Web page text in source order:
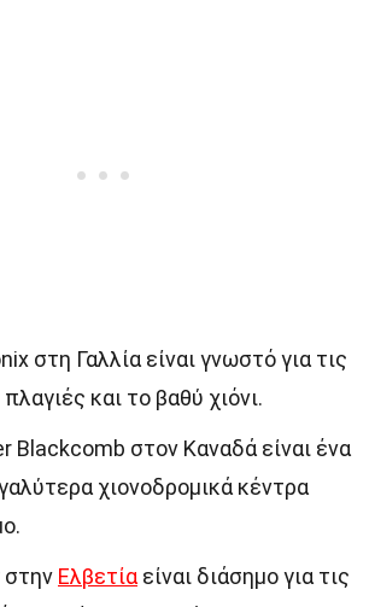
στη Γαλλία είναι γνωστό για τις
και το βαθύ χιόνι.
Blackcomb στον Καναδά είναι ένα
χιονοδρομικά κέντρα
στην Ελβετία είναι διάσημο για τις